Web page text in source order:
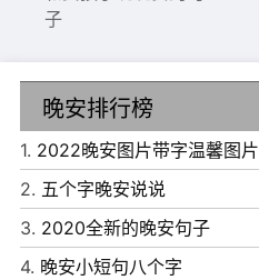
子
晚安排行榜
1. 2022晚安图片带字温馨图片
2. 五个字晚安说说
3. 2020全新的晚安句子
4. 晚安小短句八个字